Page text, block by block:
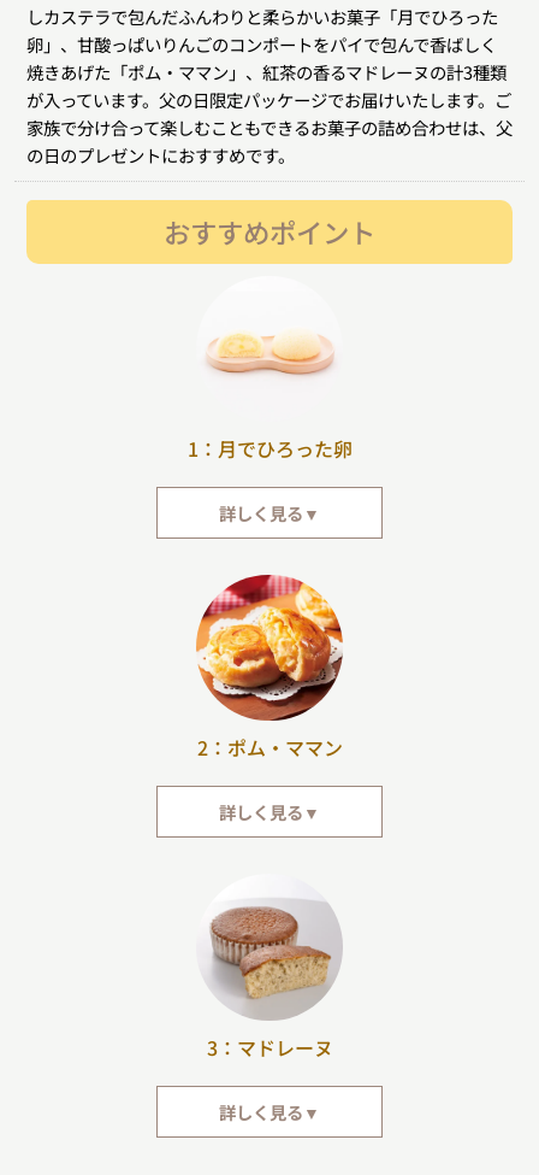
しカステラで包んだふんわりと柔らかいお菓子「月でひろった
卵」、甘酸っぱいりんごのコンポートをパイで包んで香ばしく
焼きあげた「ポム・ママン」、紅茶の香るマドレーヌの計3種類
が入っています。父の日限定パッケージでお届けいたします。ご
家族で分け合って楽しむこともできるお菓子の詰め合わせは、父
の日のプレゼントにおすすめです。
おすすめポイント
1：月でひろった卵
詳しく見る▼
ており、とってもまろやかでクリーミー。中には、国産の和栗の粒が入って
います。2010年に累計生産個数が1億個を突破し、2017年には菓子博にて厚
生労働大臣賞を受賞しました。山口県を代表する銘菓です。
2：ポム・ママン
詳しく見る▼
カスタードクリームのまろやかさが絶妙にマッチ。
3：マドレーヌ
詳しく見る▼